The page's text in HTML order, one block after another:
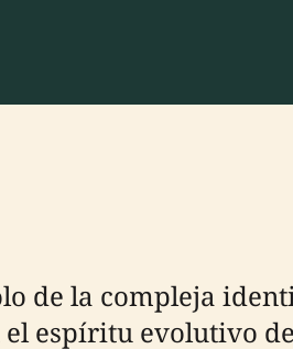
de la compleja
espíritu evolutivo